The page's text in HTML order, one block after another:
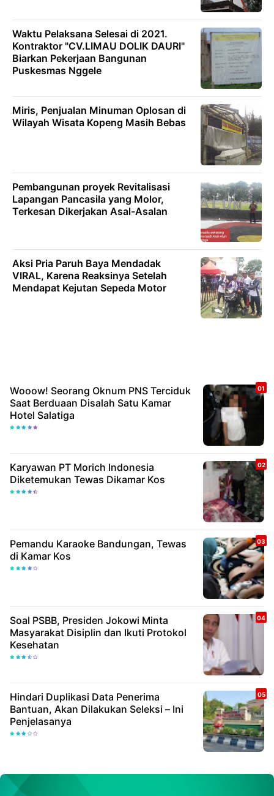
Waktu Pelaksana Selesai di 2021.
Kontraktor "CV.LIMAU DOLIK DAURI"
Biarkan Pekerjaan Bangunan
Puskesmas Nggele
Miris, Penjualan Minuman Oplosan di
Wilayah Wisata Kopeng Masih Bebas
Pembangunan proyek Revitalisasi
Lapangan Pancasila yang Molor,
Terkesan Dikerjakan Asal-Asalan
Aksi Pria Paruh Baya Mendadak
VIRAL, Karena Reaksinya Setelah
Mendapat Kejutan Sepeda Motor
Wooow! Seorang Oknum PNS Terciduk
Saat Berduaan Disalah Satu Kamar
Hotel Salatiga
Karyawan PT Morich Indonesia
Diketemukan Tewas Dikamar Kos
Pemandu Karaoke Bandungan, Tewas
di Kamar Kos
Soal PSBB, Presiden Jokowi Minta
Masyarakat Disiplin dan Ikuti Protokol
Kesehatan
Hindari Duplikasi Data Penerima
Bantuan, Akan Dilakukan Seleksi – Ini
Penjelasanya